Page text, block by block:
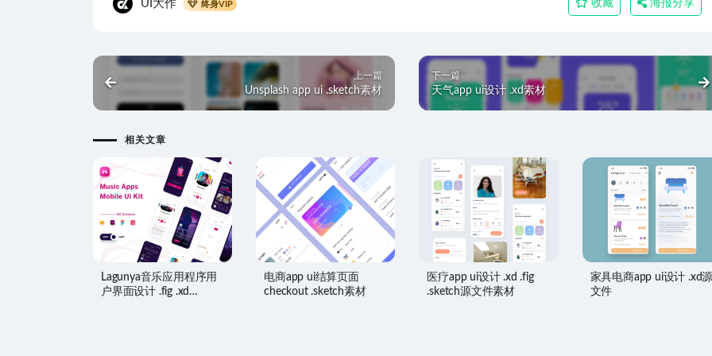
UI大作 终身VIP 收藏 海报分享
上一篇
Unsplash app ui .sketch素材
下一篇
天气app ui设计 .xd素材
相关文章
Lagunya音乐应用程序用
户界面设计 .fig .xd
电商app ui结算页面
checkout .sketch素材
医疗app ui设计 .xd .fig
.sketch源文件素材
家具电商app ui设计 .xd
文件